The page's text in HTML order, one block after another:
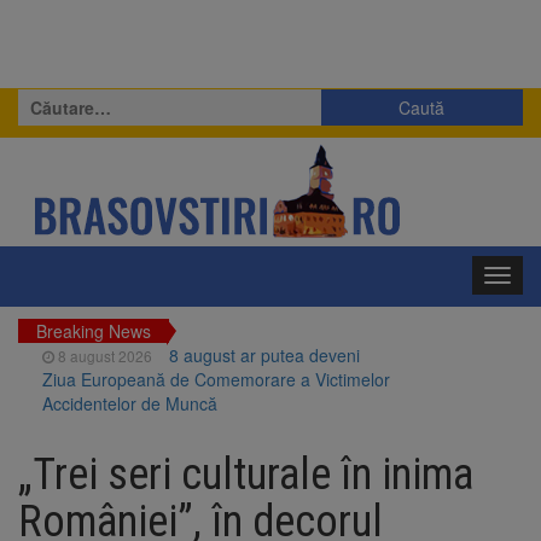
Caută
după:
Breaking News
8 august 2026
8 august ar putea deveni
Ziua Europeană de Comemorare a Victimelor
Accidentelor de Muncă
fostului complex Duplex 91, de lângă Piața
Star
8 august 2026
Ungaria renunță la apelul
pentru reducerea consumului de energie.
„Trei seri culturale în inima
României”, în decorul